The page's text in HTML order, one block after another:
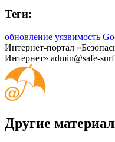
Теги:
обновление уязвимость
Интернет-портал
Интернет» admin@safe-
Другие